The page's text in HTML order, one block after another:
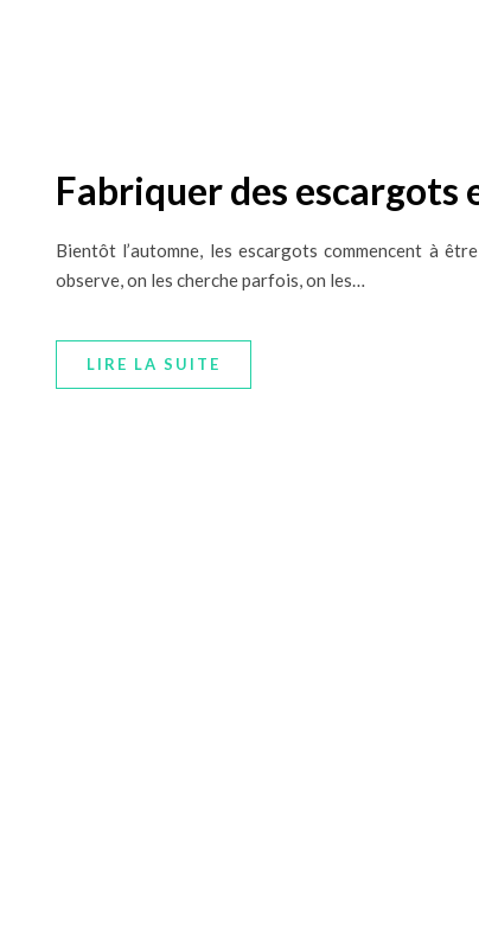
Fabriquer des escargots
Bientôt l’automne, les escargots commencent à
observe, on les cherche parfois, on les…
LIRE LA SUITE